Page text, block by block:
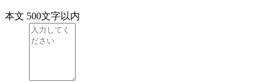
本文 500文字以内